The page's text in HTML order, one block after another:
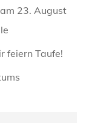
23. August
feiern Taufe!